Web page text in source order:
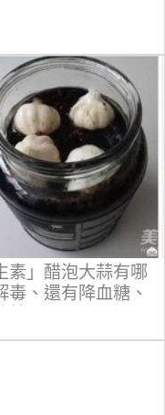
素」醋泡大蒜有哪
、還有降血糖、
。。